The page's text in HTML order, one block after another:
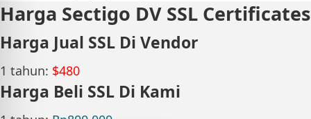
Harga Sectigo DV SSL Certificates
Harga Jual SSL Di Vendor
1 tahun: $480
Harga Beli SSL Di Kami